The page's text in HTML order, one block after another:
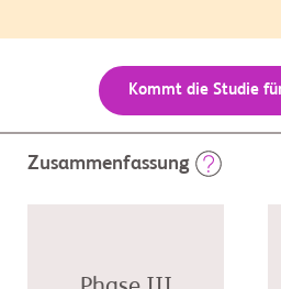
Kommt die Studie
Zusammenfassung